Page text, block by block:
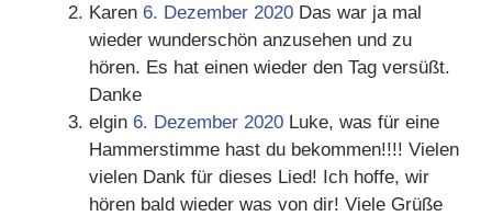
Karen 6. Dezember 2020 Das war ja mal
wieder wunderschön anzusehen und zu
hören. Es hat einen wieder den Tag versüßt.
Danke
elgin 6. Dezember 2020 Luke, was für eine
Hammerstimme hast du bekommen!!!! Vielen
vielen Dank für dieses Lied! Ich hoffe, wir
hören bald wieder was von dir! Viele Grüße